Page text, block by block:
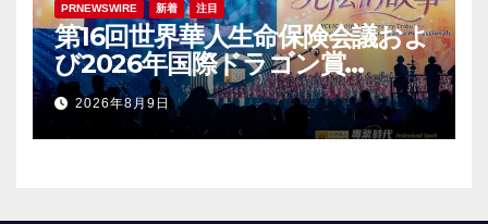
PRNEWSWIRE 新着 注目
第16回世界華人生命保険会議およ
び2026年国際ドラゴン賞
（IDA）年次会議が盛大に開催
2026年8月9日